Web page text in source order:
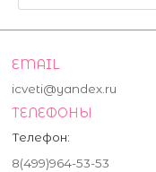
EMAIL
icveti@yandex.ru
ТЕЛЕФОНЫ
Телефон:
8(499)964-53-53